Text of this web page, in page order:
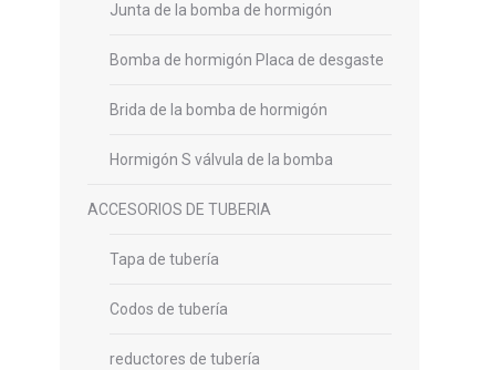
Junta de la bomba de hormigón
Bomba de hormigón Placa de desgaste
Brida de la bomba de hormigón
Hormigón S válvula de la bomba
ACCESORIOS DE TUBERIA
Tapa de tubería
Codos de tubería
reductores de tubería